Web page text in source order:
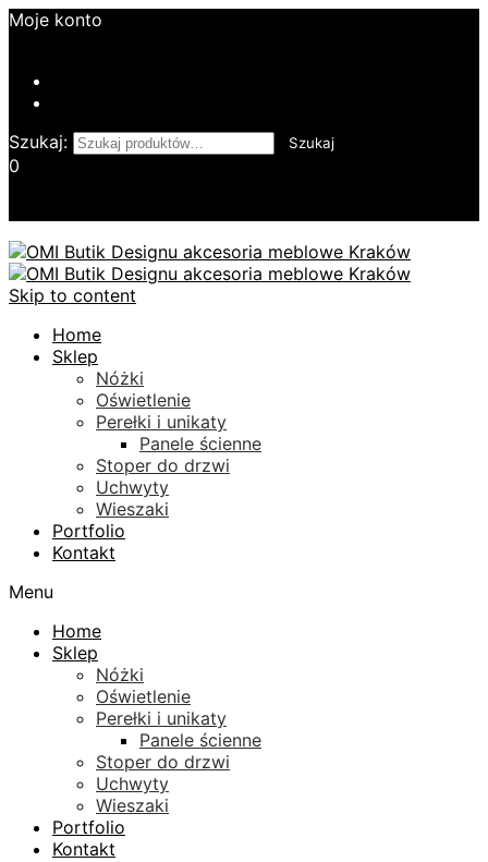
Moje konto
Szukaj:
Szukaj
0
Skip to content
Home
Sklep
Nóżki
Oświetlenie
Perełki i unikaty
Panele ścienne
Stoper do drzwi
Uchwyty
Wieszaki
Portfolio
Kontakt
Menu
Home
Sklep
Nóżki
Oświetlenie
Perełki i unikaty
Panele ścienne
Stoper do drzwi
Uchwyty
Wieszaki
Portfolio
Kontakt